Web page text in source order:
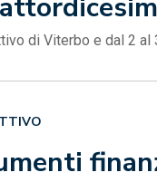
di Viterbo e dal 2